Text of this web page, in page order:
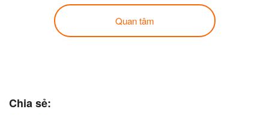
Quan tâm
Chia sẻ: